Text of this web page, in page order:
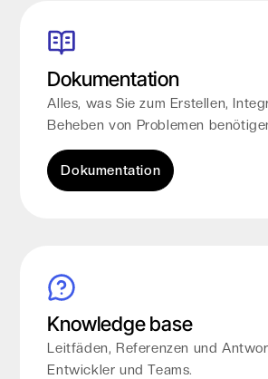
Dokumentation
Alles, was Sie zum Erstellen,
Beheben von Problemen
Dokumentation
Knowledge base
Leitfäden, Referenzen und
Entwickler und Teams.